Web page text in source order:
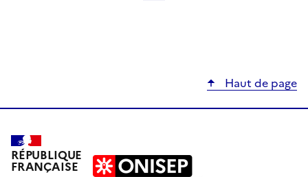
Haut de page
RÉPUBLIQUE
FRANÇAISE